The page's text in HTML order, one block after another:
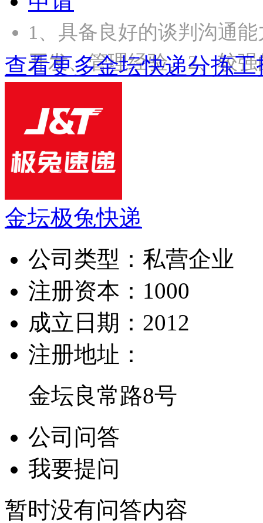
1、具备良好的谈判沟通
开发、管理经验。2、较
查看更多金坛快递分拣
金坛极兔快递
公司类型： 私营企业
注册资本： 1000
成立日期： 2012
注册地址：
金坛良常路8号
公司问答
我要提问
暂时没有问答内容